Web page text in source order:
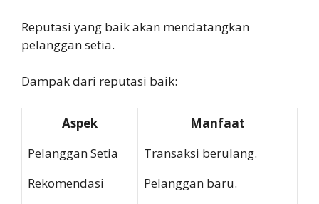
Reputasi yang baik akan mendatangkan
pelanggan setia.
Dampak dari reputasi baik:
Aspek
Manfaat
Pelanggan Setia
Transaksi berulang.
Rekomendasi
Pelanggan baru.